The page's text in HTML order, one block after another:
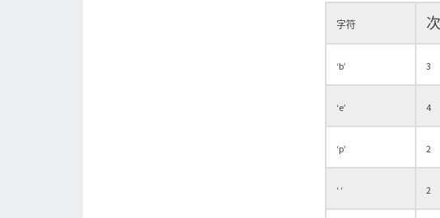
字符
‘b’ 3
‘e’ 4
‘p’ 2
‘ ‘ 2